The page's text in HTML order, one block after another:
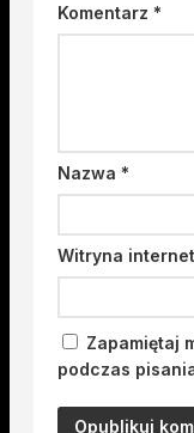
Komentarz *
Nazwa *
Witryna
Zapamiętaj
podczas